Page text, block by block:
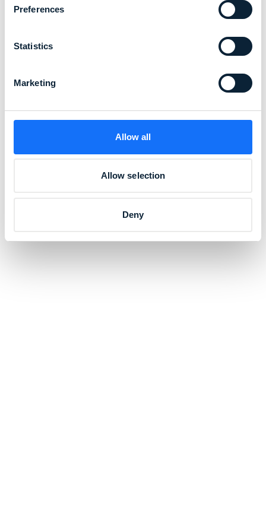
Preferences
Statistics
Marketing
Allow all
Allow selection
Deny